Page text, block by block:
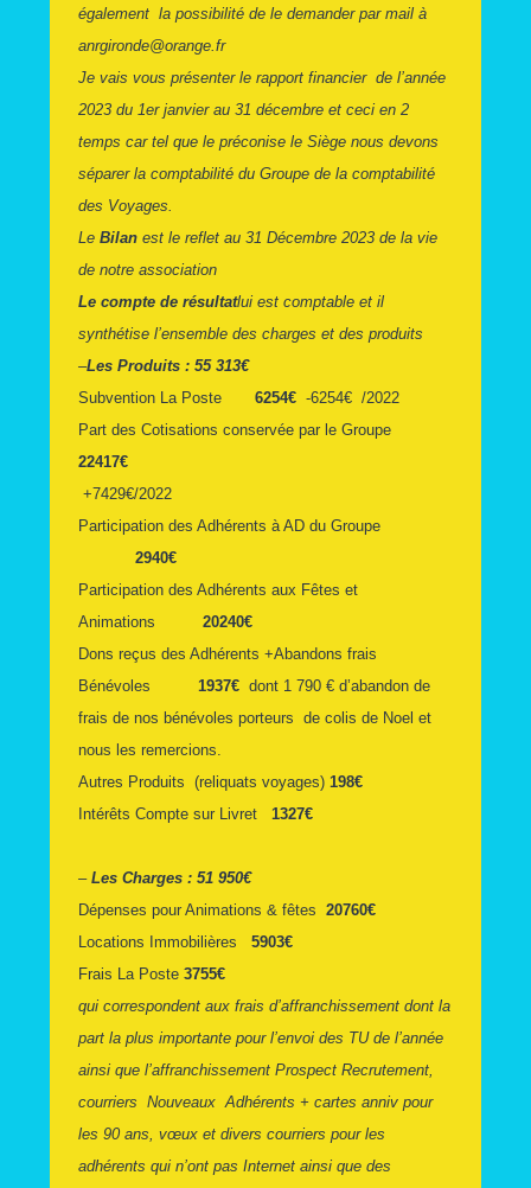
également la possibilité de le demander par mail à
anrgironde@orange.fr
Je vais vous présenter le rapport financier de l’année
2023 du 1er janvier au 31 décembre et ceci en 2
temps car tel que le préconise le Siège nous devons
séparer la comptabilité du Groupe de la comptabilité
des Voyages.
Le Bilanest le reflet au 31 Décembre 2023 de la vie
de notre association
Le compte de résultatlui est comptable et il
synthétise l’ensemble des charges et des produits
–Les Produits : 55 313€
Subvention La Poste
6254€ -6254€ /2022
Part des Cotisations conservée par le Groupe
22417€
+7429€/2022
Participation des Adhérents à AD du Groupe
2940€
Participation des Adhérents aux Fêtes et
Animations 20240€
Dons reçus des Adhérents +Abandons frais
Bénévoles
1937€ dont 1 790 € d’abandon de
frais de nos bénévoles porteurs de colis de Noel et
nous les remercions.
Autres Produits (reliquats voyages) 198€
Intérêts Compte sur Livret1327€
– Les Charges : 51 950€
Dépenses pour Animations & fêtes 20760€
Locations Immobilières
5903€
Frais La Poste3755€
qui correspondent aux frais d’affranchissement dont la
part la plus importante pour l’envoi des TU de l’année
ainsi que l’affranchissement Prospect Recrutement,
courriers Nouveaux Adhérents + cartes anniv pour
les 90 ans, vœux et divers courriers pour les
adhérents qui n’ont pas Internet ainsi que des